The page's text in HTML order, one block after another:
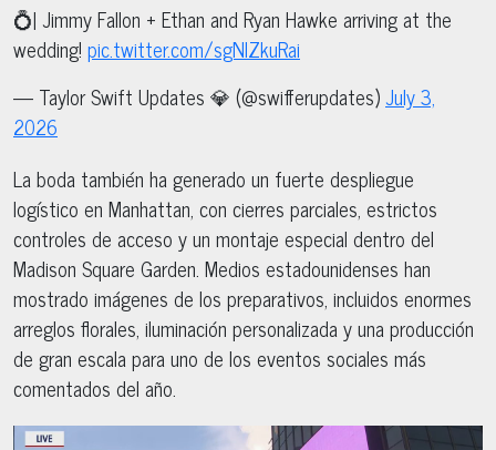
💍| Jimmy Fallon + Ethan and Ryan Hawke arriving at the
wedding! pic.twitter.com/sgNlZkuRai
— Taylor Swift Updates 💎 (@swifferupdates)July 3,
2026
La boda también ha generado un fuerte despliegue
logístico en Manhattan, con cierres parciales, estrictos
controles de acceso y un montaje especial dentro del
Madison Square Garden. Medios estadounidenses han
mostrado imágenes de los preparativos, incluidos enormes
arreglos florales, iluminación personalizada y una producción
de gran escala para uno de los eventos sociales más
comentados del año.